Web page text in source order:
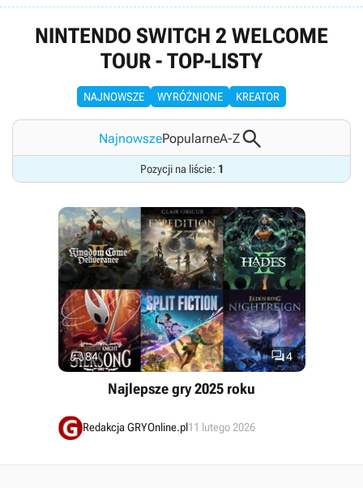
NINTENDO SWITCH 2 WELCOME
TOUR - TOP-LISTY
NAJNOWSZE WYRÓŻNIONE KREATOR
NajnowszePopularneA-Z
Pozycji na liście: 1
4
84
Najlepsze gry 2025 roku
Redakcja GRYOnline.pl11 lutego 2026